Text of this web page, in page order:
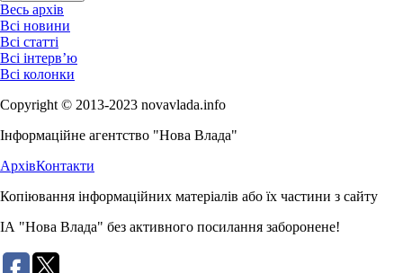
Весь архів
Всі новини
Всі статті
Всі інтерв’ю
Всі колонки
Copyright © 2013-2023 novavlada.info
Інформаційне агентство "Нова Влада"
АрхівКонтакти
Копіювання інформаційних матеріалів або їх частини з сайту
ІА "Нова Влада" без активного посилання заборонене!